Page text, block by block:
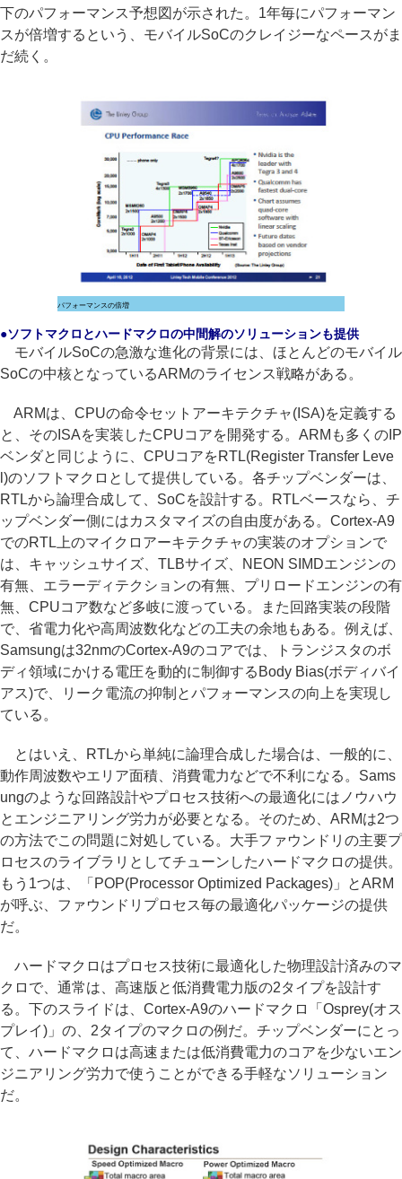
下のパフォーマンス予想図が示された。1年毎にパフォーマン
スが倍増するという、モバイルSoCのクレイジーなペースがま
だ続く。
パフォーマンスの倍増
●ソフトマクロとハードマクロの中間解のソリューションも提供
モバイルSoCの急激な進化の背景には、ほとんどのモバイル
SoCの中核となっているARMのライセンス戦略がある。
ARMは、CPUの命令セットアーキテクチャ(ISA)を定義する
と、そのISAを実装したCPUコアを開発する。ARMも多くのIP
ベンダと同じように、CPUコアをRTL(Register Transfer Leve
l)のソフトマクロとして提供している。各チップベンダーは、
RTLから論理合成して、SoCを設計する。RTLベースなら、チ
ップベンダー側にはカスタマイズの自由度がある。Cortex-A9
でのRTL上のマイクロアーキテクチャの実装のオプションで
は、キャッシュサイズ、TLBサイズ、NEON SIMDエンジンの
有無、エラーディテクションの有無、プリロードエンジンの有
無、CPUコア数など多岐に渡っている。また回路実装の段階
で、省電力化や高周波数化などの工夫の余地もある。例えば、
Samsungは32nmのCortex-A9のコアでは、トランジスタのボ
ディ領域にかける電圧を動的に制御するBody Bias(ボディバイ
アス)で、リーク電流の抑制とパフォーマンスの向上を実現し
ている。
とはいえ、RTLから単純に論理合成した場合は、一般的に、
動作周波数やエリア面積、消費電力などで不利になる。Sams
ungのような回路設計やプロセス技術への最適化にはノウハウ
とエンジニアリング労力が必要となる。そのため、ARMは2つ
の方法でこの問題に対処している。大手ファウンドリの主要プ
ロセスのライブラリとしてチューンしたハードマクロの提供。
もう1つは、「POP(Processor Optimized Packages)」とARM
が呼ぶ、ファウンドリプロセス毎の最適化パッケージの提供
だ。
ハードマクロはプロセス技術に最適化した物理設計済みのマ
クロで、通常は、高速版と低消費電力版の2タイプを設計す
る。下のスライドは、Cortex-A9のハードマクロ「Osprey(オス
プレイ)」の、2タイプのマクロの例だ。チップベンダーにとっ
て、ハードマクロは高速または低消費電力のコアを少ないエン
ジニアリング労力で使うことができる手軽なソリューション
だ。